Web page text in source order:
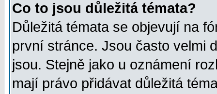
Co to jsou důležitá témata?
Důležitá témata se objevují na
první stránce. Jsou často velmi
jsou. Stejně jako u oznámení
mají právo přidávat důležitá